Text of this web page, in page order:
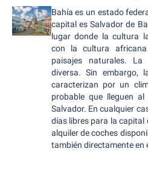
Bahía es un estado
capital es Salvador de
lugar donde la cultura
con la cultura
paisajes naturales. La
diversa. Sin embargo,
caracterizan por un
probable que lleguen
Salvador. En cualquier
días libres para la capital
alquiler de coches
también directamente en